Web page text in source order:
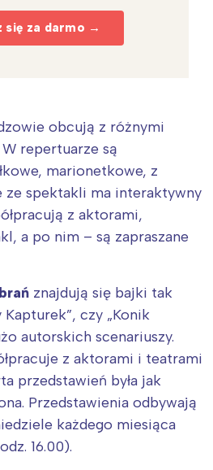
się za darmo →
obcują z różnymi
repertuarze są
marionetkowe, z
ze spektakli ma interaktywny
z aktorami,
a po nim – są zapraszane
znajdują się bajki tak
czy „Konik
autorskich scenariuszy.
z aktorami i teatrami
przedstawień była jak
Przedstawienia odbywają
każdego miesiąca
16.00).